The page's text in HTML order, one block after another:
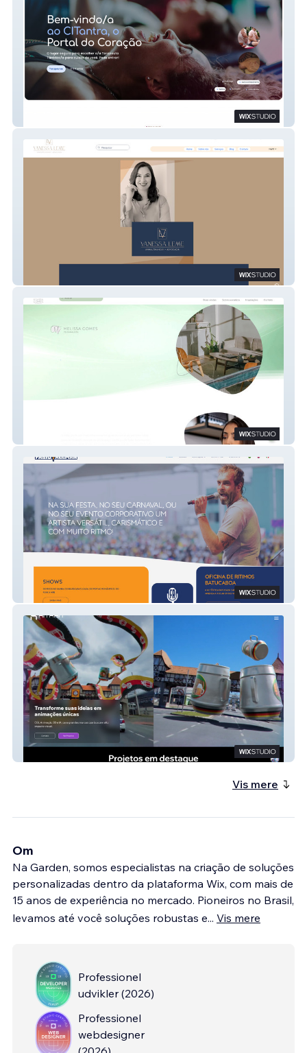
Fabio Allman
Estúdio 3D Hithan
Vis mere
Om
Na Garden, somos especialistas na criação de soluções
personalizadas dentro da plataforma Wix, com mais de
15 anos de experiência no mercado. Pioneiros no Brasil,
levamos até você soluções robustas e... Vis mere
Professionel
udvikler (2026)
Professionel
webdesigner